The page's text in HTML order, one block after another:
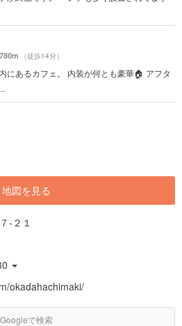
780m （徒歩14分）
にあるカフェ。 内装が何とも豪華🏠 アフタ
地図を見る
-２１
okadahachimaki/
Googleで検索